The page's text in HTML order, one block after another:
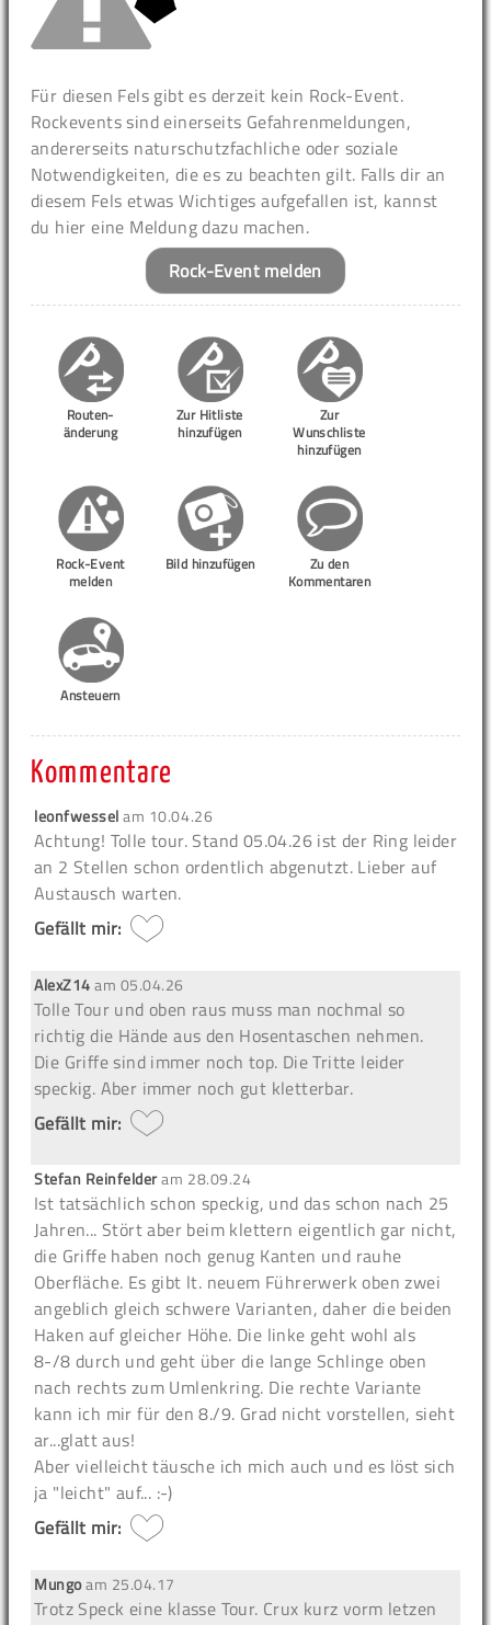
Für diesen Fels gibt es derzeit kein Rock-Event.
Rockevents sind einerseits Gefahrenmeldungen,
andererseits naturschutzfachliche oder soziale
Notwendigkeiten, die es zu beachten gilt. Falls dir an
diesem Fels etwas Wichtiges aufgefallen ist, kannst
du hier eine Meldung dazu machen.
Rock-Event melden
Routen-
änderung
Zur Hitliste
hinzufügen
Zur
Wunschliste
hinzufügen
Rock-Event
melden
Bild hinzufügen
Zu den
Kommentaren
Ansteuern
Kommentare
leonfwesselam 10.04.26
Achtung! Tolle tour. Stand 05.04.26 ist der Ring leider
an 2 Stellen schon ordentlich abgenutzt. Lieber auf
Austausch warten.
Gefällt mir:
AlexZ14am 05.04.26
Tolle Tour und oben raus muss man nochmal so
richtig die Hände aus den Hosentaschen nehmen.
Die Griffe sind immer noch top. Die Tritte leider
speckig. Aber immer noch gut kletterbar.
Gefällt mir:
Stefan Reinfelderam 28.09.24
Ist tatsächlich schon speckig, und das schon nach 25
Jahren... Stört aber beim klettern eigentlich gar nicht,
die Griffe haben noch genug Kanten und rauhe
Oberfläche. Es gibt lt. neuem Führerwerk oben zwei
angeblich gleich schwere Varianten, daher die beiden
Haken auf gleicher Höhe. Die linke geht wohl als
8-/8 durch und geht über die lange Schlinge oben
nach rechts zum Umlenkring. Die rechte Variante
kann ich mir für den 8./9. Grad nicht vorstellen, sieht
ar...glatt aus!
Aber vielleicht täusche ich mich auch und es löst sich
ja "leicht" auf... :-)
Gefällt mir:
Mungoam 25.04.17
Trotz Speck eine klasse Tour. Crux kurz vorm letzen